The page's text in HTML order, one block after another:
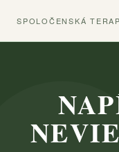
SPOLOČENSKÁ